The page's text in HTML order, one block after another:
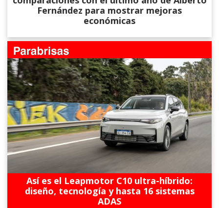
Fernández para mostrar mejoras
económicas
Así es el Leapmotor C10 ultra-híbrido:
diseño, tecnología y hasta 16 sistemas
ADAS